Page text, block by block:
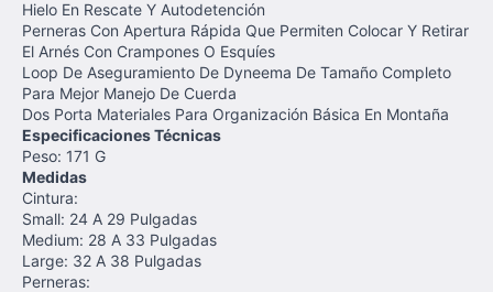
Hielo En Rescate Y Autodetención
Perneras Con Apertura Rápida Que Permiten Colocar Y Retirar
El Arnés Con Crampones O Esquíes
Loop De Aseguramiento De Dyneema De Tamaño Completo
Para Mejor Manejo De Cuerda
Dos Porta Materiales Para Organización Básica En Montaña
Especificaciones Técnicas
Peso: 171 G
Medidas
Cintura:
Small: 24 A 29 Pulgadas
Medium: 28 A 33 Pulgadas
Large: 32 A 38 Pulgadas
Perneras: